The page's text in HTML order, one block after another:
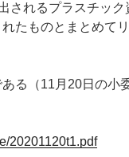
されるプラスチッ
たものとまとめて
る（11月20日の小
20201120t1.pdf